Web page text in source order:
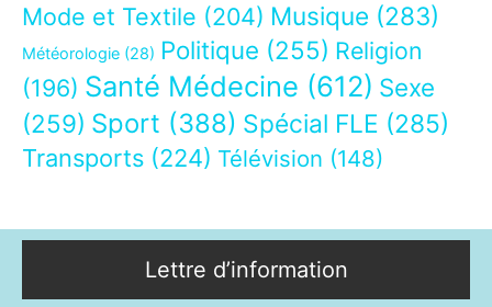
Mode et Textile (204) Musique (283)
Météorologie (28) Politique (255) Religion
(196) Santé Médecine (612) Sexe
(259) Sport (388) Spécial FLE (285)
Transports (224) Télévision (148)
Lettre d’information